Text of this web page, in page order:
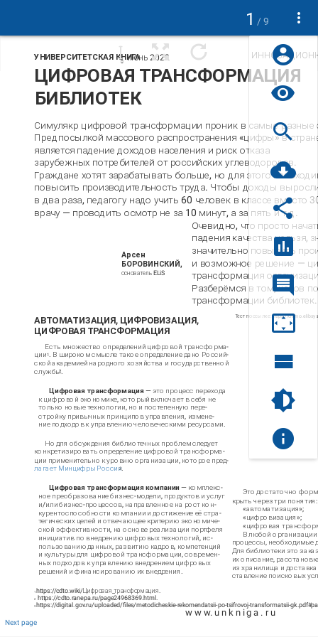
1 / 9
ЦИФРОВАЯ ТРАНСФОРМАЦИЯ
БИБЛИОТЕК
Симулякр цифровой трансформации проник в самые разные
Предпосылкой массового распространения «цифры» в
является падение доходов населения и риск отказа
зарубежных потребителей от российских углеводородов.
Граждане хотят зарабатывать больше, но для этого
повысить производительность труда. Чтобы доходы
в два раза, педагогу надо учить 60 человек в классе вместо
врачу — проводить осмотр не за 10 минут, а за пять и т.д.
Очевидно, что просто
падения качества нельзя,
значительно повысить
и возможное решение —
трансформация
Разберёмся в том, каков
трансформации библиотек.
Арсен
БОРОВИНСКИЙ,
основатель ELiS
АВТОМАТИЗАЦИЯ, ЦИФРОВИЗАЦИЯ,
ЦИФРОВАЯ ТРАНСФОРМАЦИЯ
Есть множество определений цифровой трансформа-
ции 1. В широком смысле такое определение дано Россий-
ской академией народного хозяйства и государственной
службы2
Цифровая трансформация — это процесс перехода
к цифровой экономике, который включает в себя не
только новые технологии, но и постепенную пере-
стройку привычных принципов управления, измене-
ние подходов к управлению человеческими ресурсами.
Но для обсуждения библиотечных проблем следует
конкретизировать определение цифровой трансформа-
ции применительно к уровню организации, которое пред-
лагает Минцифры России3
Цифровая трансформация компании — комплекс-
ное преобразование бизнес-модели, продуктов и услуг
и/или бизнес-процессов, направленное на рост кон-
курентоспособности компании и достижение её стра-
тегических целей и отвечающее критерию экономиче-
ской эффективности, на основе реализации портфеля
инициатив по внедрению цифровых технологий, ис-
пользованию данных, развитию кадров, компетенций
и культуры для цифровой трансформации, современ-
ных подходов к управлению внедрением цифровых
решений и финансированию их внедрения.
1 https://cdto.wiki/Цифровая_трансформация.
2 https://cdto.ranepa.ru/page24968369.html.
3 https://digital.gov.ru/uploaded/files/metodicheskie-rekomendatsii-po-tsifrovoj-transformatsii-
Это достаточно
крыть через три понятия:
«автоматизация»;
«цифровизация»;
«цифровая
В любой
процессы, необходимые
Для библиотеки это
их описание,
из хранилища и
ставление поисковых
Тест по ссылке: https://
w w w. u n k n i g a . r u
УНИВЕРСИТЕTСКАЯ КНИГА
 июнь 2022
Next page